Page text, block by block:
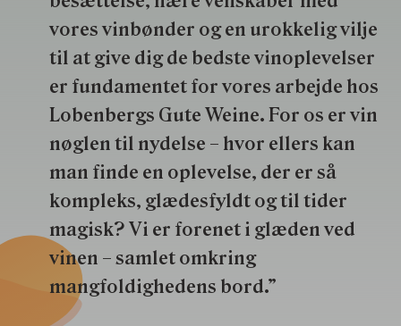
vores vinbønder og en urokkelig vilje
til at give dig de bedste vinoplevelser
er fundamentet for vores arbejde hos
Lobenbergs Gute Weine. For os er vin
nøglen til nydelse – hvor ellers kan
man finde en oplevelse, der er så
kompleks, glædesfyldt og til tider
magisk? Vi er forenet i glæden ved
vinen – samlet omkring
mangfoldighedens bord.”